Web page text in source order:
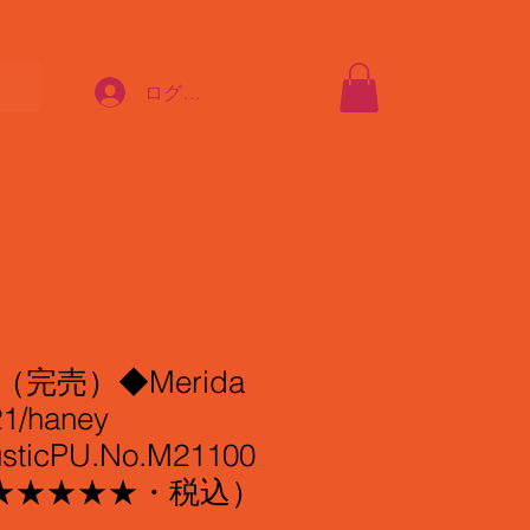
ログイン
完売）◆Merida
haney
・税込）